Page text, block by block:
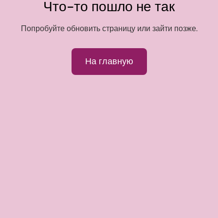
Что-то пошло не так
Попробуйте обновить страницу или зайти позже.
На главную